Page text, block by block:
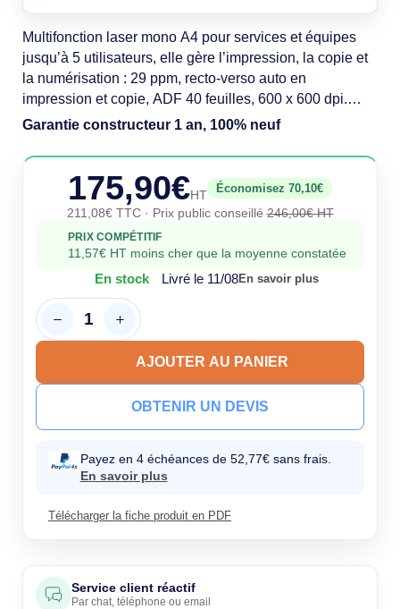
Multifonction laser mono A4 pour services et équipes
jusqu’à 5 utilisateurs, elle gère l’impression, la copie et
la numérisation : 29 ppm, recto‑verso auto en
impression et copie, ADF 40 feuilles, 600 x 600 dpi.
Ethernet, Wi‑Fi, Wi‑Fi Direct. Bac 150 feuilles.
000 pages/mois. EPEAT Silver, Energy Star, Blue
Garantie constructeur 1 an, 100% neuf
175,90€HT
Économisez 70,10€
211,08€ TTC · Prix public conseillé246,00€ HT
PRIX COMPÉTITIF
11,57€ HT moins cher que la moyenne constatée
En stock Livré le 11/08En savoir plus
AJOUTER AU PANIER
OBTENIR UN DEVIS
Payez en 4 échéances de 52,77€ sans frais.
En savoir plus
Télécharger la fiche produit en PDF
Service client réactif
Par chat, téléphone ou email